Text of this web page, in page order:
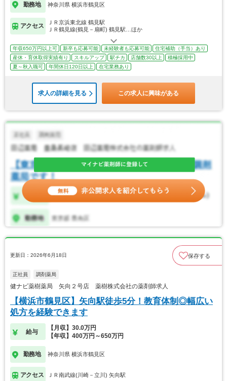
勤務地 神奈川県 横浜市鶴見区
アクセス
ＪＲ京浜東北線 鶴見駅
ＪＲ鶴見線(鶴見－扇町) 鶴見駅…ほか
年収650万円以上可 新卒も応募可能 未経験者も応募可能
住宅補助（手当）あり
産休・育休取得実績有り
スキルアップ 駅チカ 店舗数30以上
積極採用中
夏～秋入職可
年間休日120日以上 在宅業務あり
求人の詳細を見る この求人に興味がある
更新日：2026年6月18日 保存する
正社員 調剤薬局
健ナビ薬樹薬局 矢向２号店 薬樹株式会社の薬剤師求人
【横浜市鶴見区】矢向駅徒歩5分！教育体制◎幅広い
処方を経験できます
給与
【月収】30.0万円
【年収】400万円～650万円
勤務地 神奈川県 横浜市鶴見区
アクセス ＪＲ南武線(川崎－立川) 矢向駅